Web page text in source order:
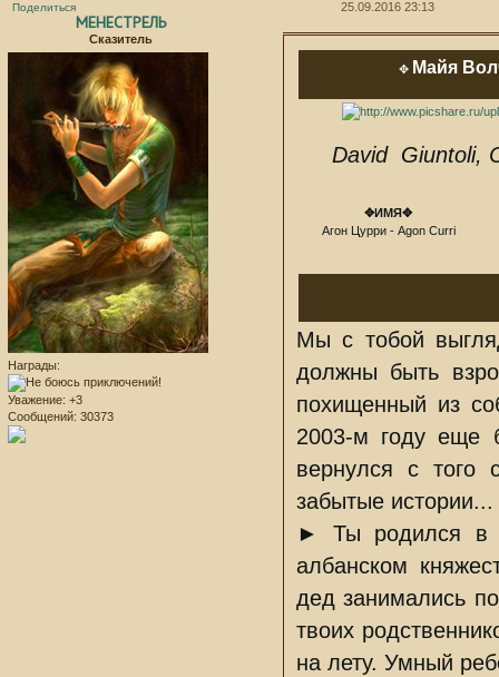
Поделиться 25.09.2016 23:13
МЕНЕСТРЕЛЬ
Сказитель
Награды:
Уважение: +3
Сообщений: 30373
✥ Майя
David Giuntoli,
✥ИМЯ✥
Агон Цурри - Agon Curri
Мы с тобой
должны быть
похищенный из
2003-м году еще
вернулся с того
забытые истории...
► Ты родился в
албанском
дед занимались
твоих
на лету. Умный